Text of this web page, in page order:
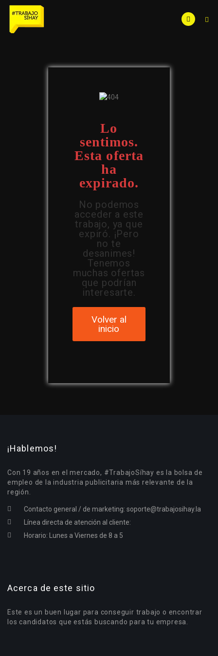
Lo
sentimos.
Esta oferta
ha
expirado.
No podemos
acceder a este
trabajo, ya que
expiró. ¡Pero
no te
desanimes!
Tenemos
muchas ofertas
que podrían
interesarte.
Volver al
inicio
¡Hablemos!
Con 19 años en el mercado, #TrabajoSíhay es la bolsa de
empleo de la industria publicitaria más relevante de la
región.
Contacto general / de marketing: soporte@trabajosihay.la
Línea directa de atención al cliente:
Horario: Lunes a Viernes de 8 a 5
Acerca de este sitio
Este es un buen lugar para conseguir trabajo o encontrar
los candidatos que estás buscando para tu empresa.